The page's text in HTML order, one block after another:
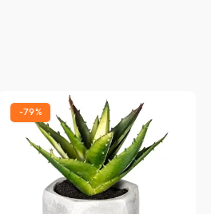
-79%